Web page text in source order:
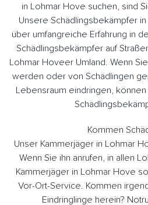
in Lohmar Hove suchen, sind
Unsere Schädlingsbekämpfer
über umfangreiche Erfahrung in
Schädlingsbekämpfer auf
Lohmar Hoveer Umland. Wenn
werden oder von Schädlingen
Lebensraum eindringen,
Kommen
Unser Kammerjäger in Lohmar
Wenn Sie ihn anrufen, in allen
Kammerjäger in Lohmar Hove
Vor-Ort-Service. Kommen
Eindringlinge herein?